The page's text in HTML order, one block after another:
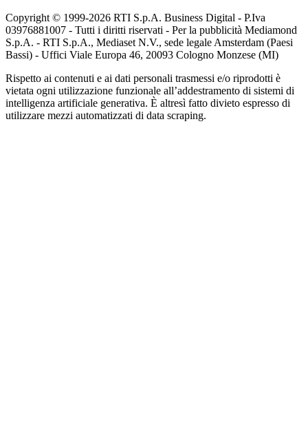
Copyright © 1999-2026 RTI S.p.A. Business Digital - P.Iva
03976881007 - Tutti i diritti riservati - Per la pubblicità Mediamond
S.p.A. - RTI S.p.A., Mediaset N.V., sede legale Amsterdam (Paesi
Bassi) - Uffici Viale Europa 46, 20093 Cologno Monzese (MI)
Rispetto ai contenuti e ai dati personali trasmessi e/o riprodotti è
vietata ogni utilizzazione funzionale all’addestramento di sistemi di
intelligenza artificiale generativa. È altresì fatto divieto espresso di
utilizzare mezzi automatizzati di data scraping.